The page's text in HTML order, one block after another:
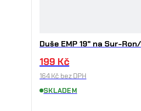
Duše EMP 19" na Sur-
199 Kč
164 Kč bez DPH
SKLADEM